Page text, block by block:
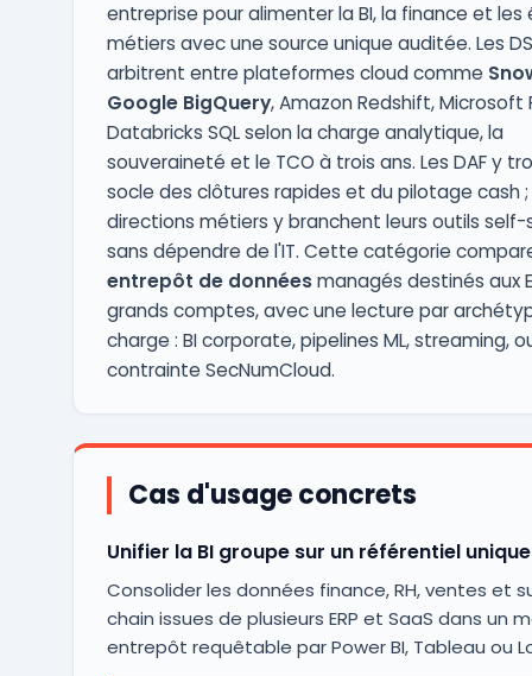
entreprise pour alimenter la BI, la finance et les
métiers avec une source unique auditée. Les
arbitrent entre plateformes cloud comme
Google BigQuery, Amazon Redshift, Microsoft
Databricks SQL selon la charge analytique, la
souveraineté et le TCO à trois ans. Les DAF y
socle des clôtures rapides et du pilotage cash ;
directions métiers y branchent leurs outils self-
sans dépendre de l'IT. Cette catégorie
entrepôt de donnéesmanagés destinés aux
grands comptes, avec une lecture par
charge : BI corporate, pipelines ML, streaming,
contrainte SecNumCloud.
Cas d'usage concrets
Unifier la BI groupe sur un référentiel unique
Consolider les données finance, RH, ventes et
chain issues de plusieurs ERP et SaaS dans un
entrepôt requêtable par Power BI, Tableau ou